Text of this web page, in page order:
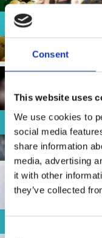
Consent
This website uses
We use cookies to
social media
share information
media, advertising
it with other
they’ve collected
Consent
MARCHES
MARCHES